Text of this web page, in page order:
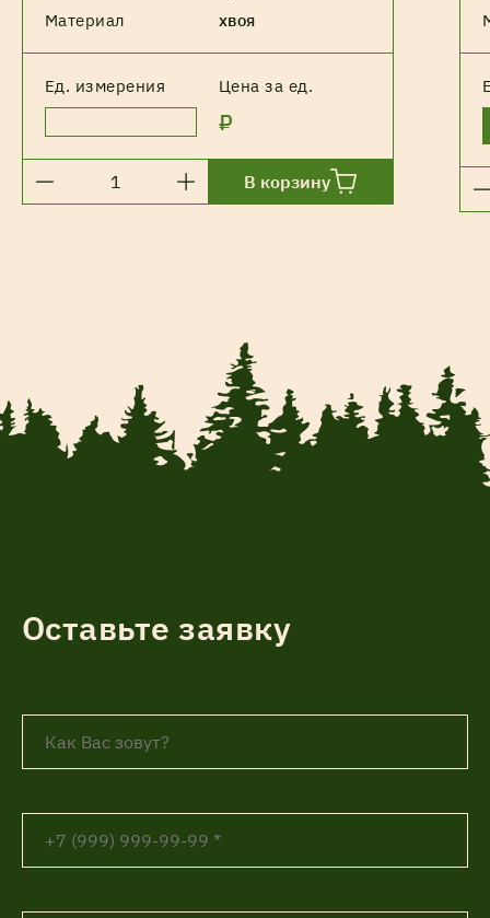
Материал
хвоя
Ед. измерения Цена за ед.
₽
В корзину
Оставьте заявку